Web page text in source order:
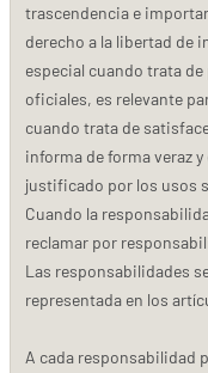
trascendencia e
derecho a la libertad de
especial cuando trata
oficiales, es relevante
cuando trata de
informa de forma veraz
justificado por los usos
Cuando la
reclamar por
Las responsabilidades
representada en los
A cada responsabilidad